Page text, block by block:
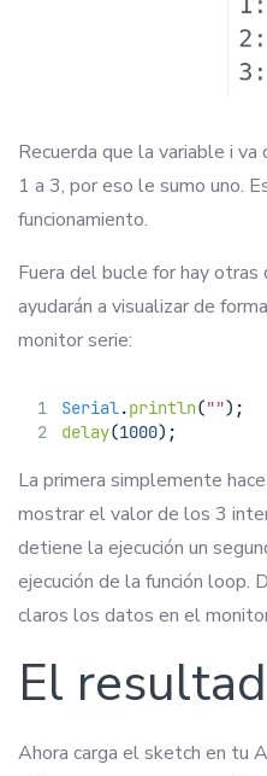
Recuerda que la variable i
1 a 3, por eso le sumo uno.
funcionamiento.
Fuera del bucle for hay otras
ayudarán a visualizar de
monitor serie:
Serial.println("");
delay(1000);
La primera simplemente
mostrar el valor de los 3
detiene la ejecución un
ejecución de la función loop.
claros los datos en el
El
Ahora carga el sketch en tu